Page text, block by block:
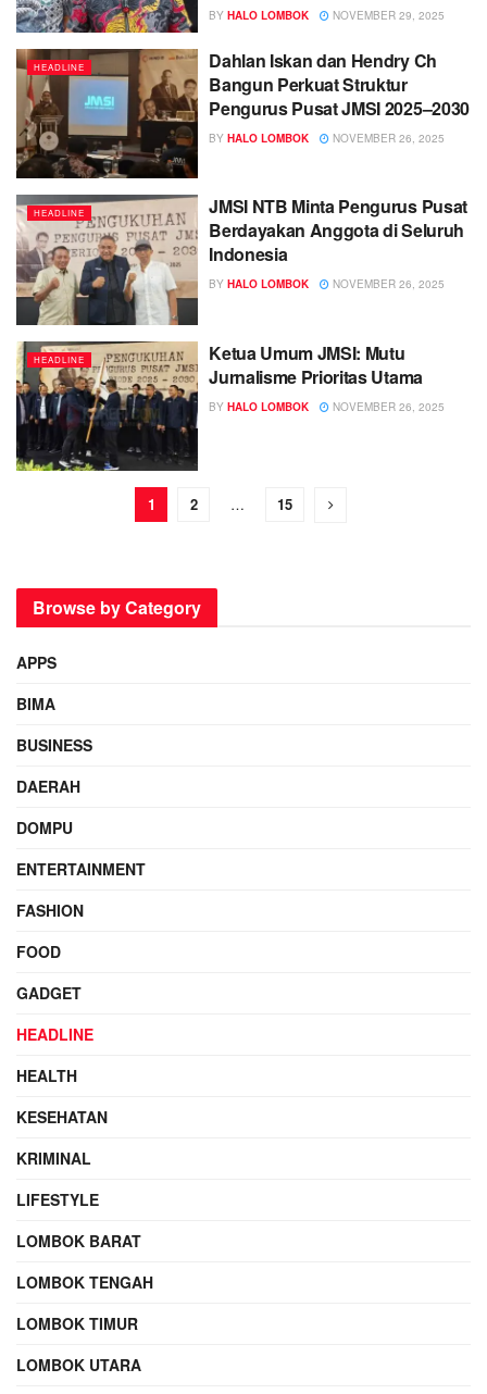
BY HALO LOMBOK NOVEMBER 29, 2025
HEADLINE
Dahlan Iskan dan Hendry Ch
Bangun Perkuat Struktur
Pengurus Pusat JMSI 2025–2030
BY HALO LOMBOK NOVEMBER 26, 2025
HEADLINE
JMSI NTB Minta Pengurus Pusat
Berdayakan Anggota di Seluruh
Indonesia
BY HALO LOMBOK NOVEMBER 26, 2025
HEADLINE
Ketua Umum JMSI: Mutu
Jurnalisme Prioritas Utama
BY HALO LOMBOK NOVEMBER 26, 2025
1 2 … 15
Browse by Category
APPS
BIMA
BUSINESS
DAERAH
DOMPU
ENTERTAINMENT
FASHION
FOOD
GADGET
HEADLINE
HEALTH
KESEHATAN
KRIMINAL
LIFESTYLE
LOMBOK BARAT
LOMBOK TENGAH
LOMBOK TIMUR
LOMBOK UTARA